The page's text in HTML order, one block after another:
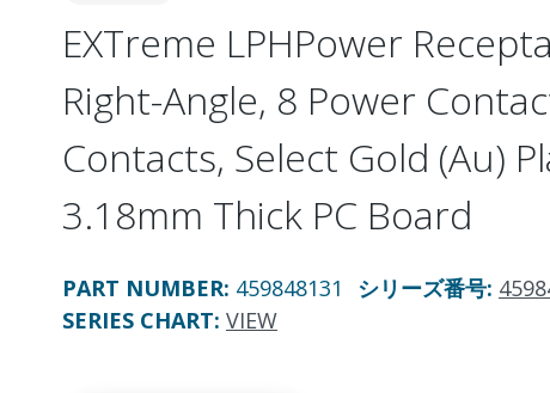
EXTreme LPHPower
Right-Angle, 8 Power
Contacts, Select Gold (Au)
3.18mm Thick PC Board
PART NUMBER: 459848131 シリーズ番号:
SERIES CHART: VIEW